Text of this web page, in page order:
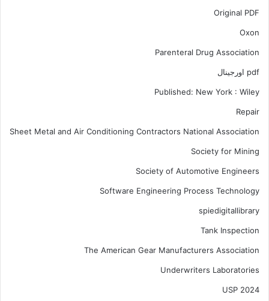
Original PDF
Oxon
Parenteral Drug Association
pdf اورجینال
Published: New York : Wiley
Repair
Sheet Metal and Air Conditioning Contractors National Association
Society for Mining
Society of Automotive Engineers
Software Engineering Process Technology
spiedigitallibrary
Tank Inspection
The American Gear Manufacturers Association
Underwriters Laboratories
USP 2024